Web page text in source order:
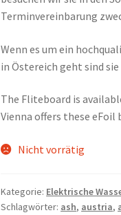
Terminvereinbarung
Wenn es um ein
in Östereich geht sind
The Fliteboard is
Vienna offers these eFoil
Nicht vorrätig
Kategorie: Elektrische
Schlagwörter: ash, austria,